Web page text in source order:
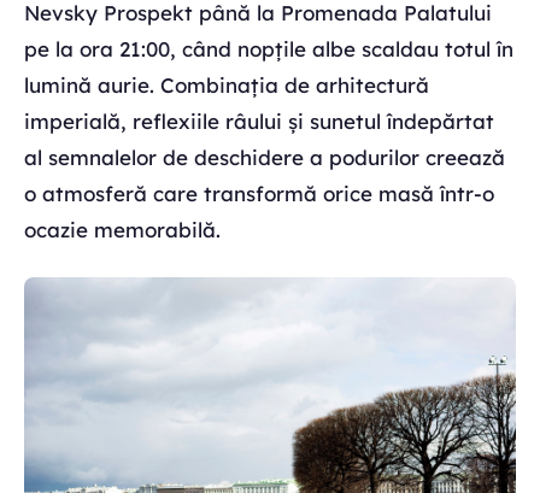
Nevsky Prospekt până la Promenada Palatului
pe la ora 21:00, când nopțile albe scaldau totul în
lumină aurie. Combinația de arhitectură
imperială, reflexiile râului și sunetul îndepărtat
al semnalelor de deschidere a podurilor creează
o atmosferă care transformă orice masă într-o
ocazie memorabilă.